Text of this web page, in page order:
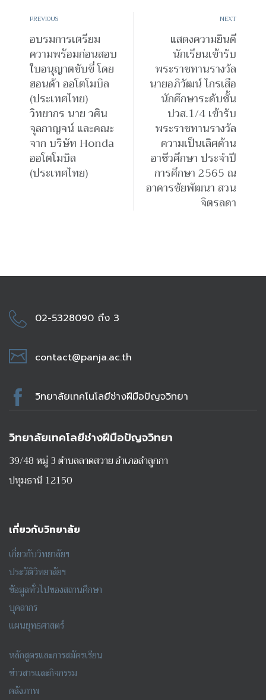
PREVIOUS
อบรมการเตรียม
ความพร้อมก่อนสอบ
ใบอนุญาตขับขี่ โดย
ฮอนด้า ออโตโมบิล
(ประเทศไทย)
วิทยากร นาย วศิน
จุลกาญจน์ และคณะ
จาก บริษัท Honda
ออโตโมบิล
(ประเทศไทย)
NEXT
แสดงความยินดี
นักเรียนเข้ารับ
พระราชทานรางวัล
นายอภิวัฒน์ ไกรเสือ
นักศึกษาระดับชั้น
ปวส.1/4 เข้ารับ
พระราชทานรางวัล
ความเป็นเลิศด้าน
อาชีวศึกษา ประจำปี
การศึกษา 2565 ณ
อาคารชัยพัฒนา สวน
จิตรลดา
02-5328090 ถึง 3
contact@panja.ac.th
วิทยาลัยเทคโนโลยีช่างฝีมือปัญจวิทยา
วิทยาลัยเทคโลยีช่างฝีมือปัญจวิทยา
39/48 หมู่ 3 ตำบลลาดสวาย อำเภอลำลูกกา
ปทุมธานี 12150
เกี่ยวกับวิทยาลัย
เกี่ยวกับวิทยาลัยฯ
ประวัติวิทยาลัยฯ
ข้อมูลทั่วไปของสถานศึกษา
บุคลากร
แผนยุทธศาสตร์
หลักสูตรและการสมัครเรียน
ข่าวสารและกิจกรรม
คลังภาพ